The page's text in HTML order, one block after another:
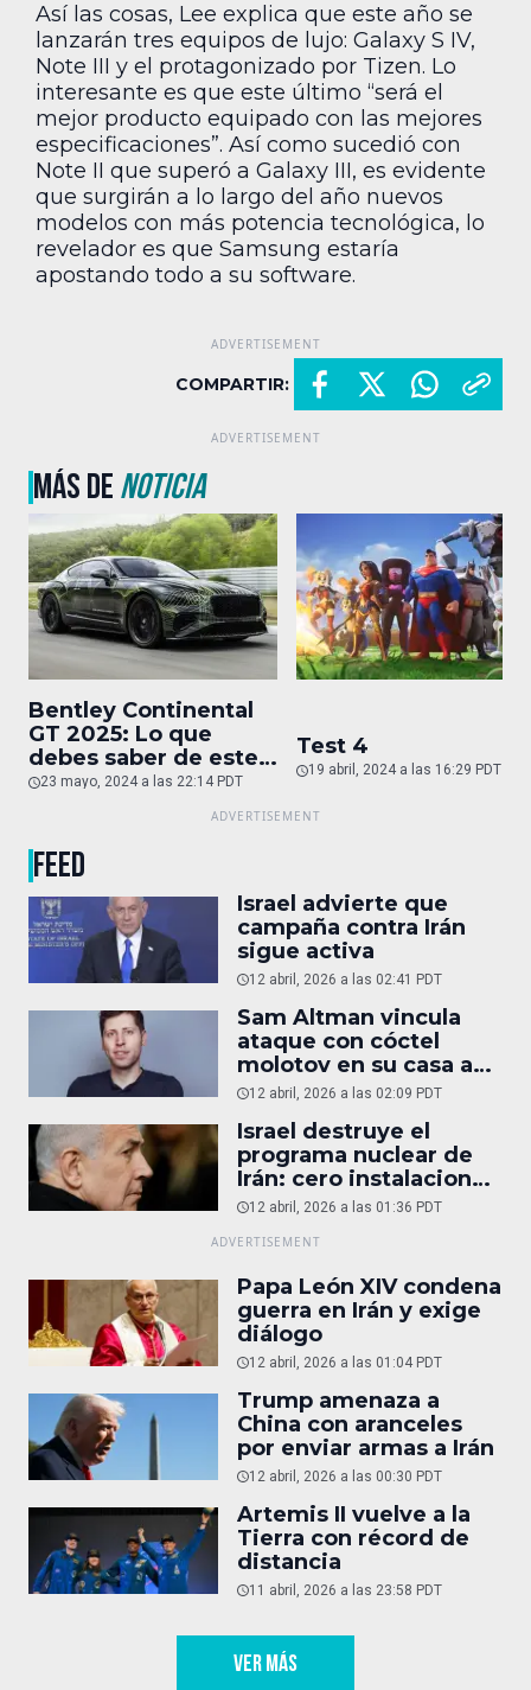
Así las cosas, Lee explica que este año se
lanzarán tres equipos de lujo: Galaxy S IV,
Note III y el protagonizado por Tizen. Lo
interesante es que este último “será el
mejor producto equipado con las mejores
especificaciones”. Así como sucedió con
Note II que superó a Galaxy III, es evidente
que surgirán a lo largo del año nuevos
modelos con más potencia tecnológica, lo
revelador es que Samsung estaría
apostando todo a su software.
COMPARTIR:
MÁS DENOTICIA
Bentley Continental
GT 2025: Lo que
debes saber de este
auto de superlujo
23 mayo, 2024 a las 22:14 PDT
Test 4
19 abril, 2024 a las 16:29 PDT
FEED
Israel advierte que
campaña contra Irán
sigue activa
12 abril, 2026 a las 02:41 PDT
Sam Altman vincula
ataque con cóctel
molotov en su casa a
reportaje
12 abril, 2026 a las 02:09 PDT
Israel destruye el
programa nuclear de
Irán: cero instalaciones
operativas
12 abril, 2026 a las 01:36 PDT
Papa León XIV condena
guerra en Irán y exige
diálogo
12 abril, 2026 a las 01:04 PDT
Trump amenaza a
China con aranceles
por enviar armas a Irán
12 abril, 2026 a las 00:30 PDT
Artemis II vuelve a la
Tierra con récord de
distancia
11 abril, 2026 a las 23:58 PDT
VER MÁS